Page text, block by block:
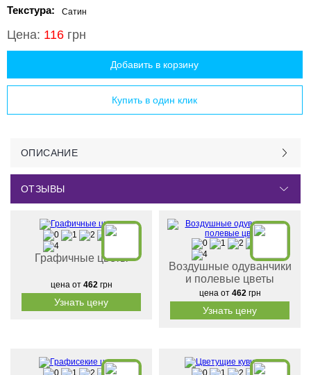
Текстура: Сатин
Цена: 116 грн
Добавить в корзину
Купить в один клик
ОПИСАНИЕ
ОТЗЫВЫ
Графичные цветы
цена от 462грн
Узнать цену
Воздушные одуванчики
и полевые цветы
цена от 462грн
Узнать цену